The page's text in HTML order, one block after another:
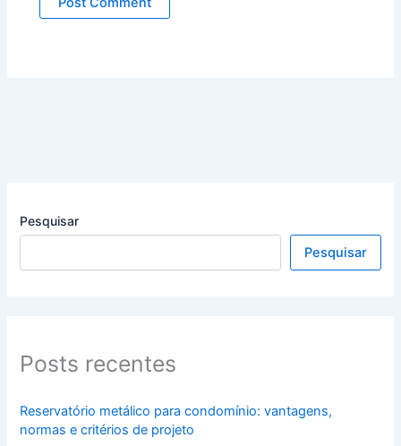
Pesquisar
Pesquisar
Posts recentes
Reservatório metálico para condomínio: vantagens,
normas e critérios de projeto